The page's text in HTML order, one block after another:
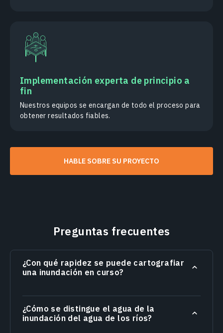
Implementación experta de principio a
fin
Nuestros equipos se encargan de todo el proceso para
obtener resultados fiables.
HABLE SOBRE SU PROYECTO
Preguntas frecuentes
¿Con qué rapidez se puede cartografiar
una inundación en curso?
¿Cómo se distingue el agua de la
inundación del agua de los ríos?